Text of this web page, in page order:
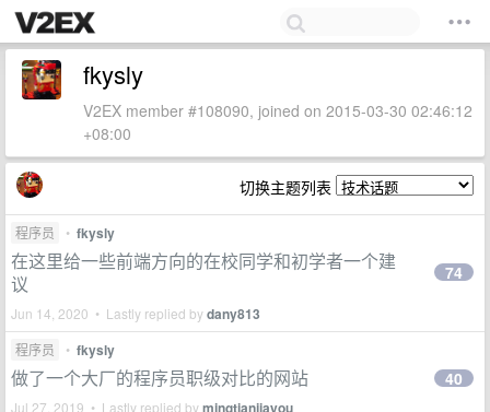
fkysly
V2EX member #108090, joined on 2015-03-30 02:46:12
+08:00
切换主题列表
程序员 • fkysly
在这里给一些前端方向的在校同学和初学者一个建
议
Jun 14, 2020 • Lastly replied bydany813
74
程序员 • fkysly
做了一个大厂的程序员职级对比的网站
Jul 27, 2019 • Lastly replied bymingtianjiayou
40